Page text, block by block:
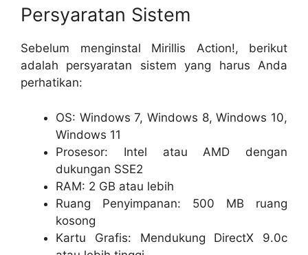
Persyaratan Sistem
Sebelum menginstal Mirillis Action!, berikut
adalah persyaratan sistem yang harus Anda
perhatikan:
OS: Windows 7, Windows 8, Windows 10,
Windows 11
Prosesor: Intel atau AMD dengan
dukungan SSE2
RAM: 2 GB atau lebih
Ruang Penyimpanan: 500 MB ruang
kosong
Kartu Grafis: Mendukung DirectX 9.0c